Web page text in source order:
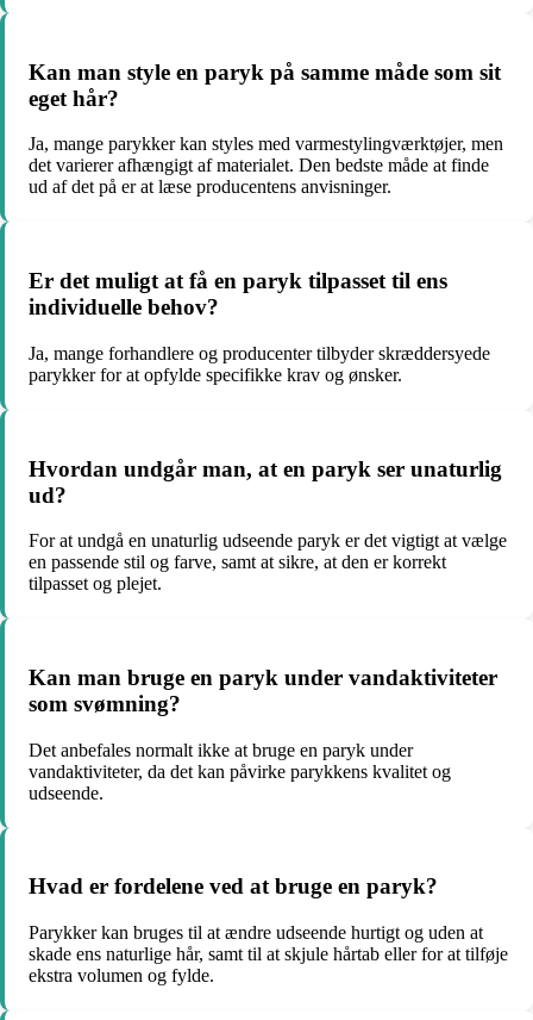
Kan man style en paryk på samme måde som sit
eget hår?
Ja, mange parykker kan styles med varmestylingværktøjer, men
det varierer afhængigt af materialet. Den bedste måde at finde
ud af det på er at læse producentens anvisninger.
Er det muligt at få en paryk tilpasset til ens
individuelle behov?
Ja, mange forhandlere og producenter tilbyder skræddersyede
parykker for at opfylde specifikke krav og ønsker.
Hvordan undgår man, at en paryk ser unaturlig
ud?
For at undgå en unaturlig udseende paryk er det vigtigt at vælge
en passende stil og farve, samt at sikre, at den er korrekt
tilpasset og plejet.
Kan man bruge en paryk under vandaktiviteter
som svømning?
Det anbefales normalt ikke at bruge en paryk under
vandaktiviteter, da det kan påvirke parykkens kvalitet og
udseende.
Hvad er fordelene ved at bruge en paryk?
Parykker kan bruges til at ændre udseende hurtigt og uden at
skade ens naturlige hår, samt til at skjule hårtab eller for at tilføje
ekstra volumen og fylde.